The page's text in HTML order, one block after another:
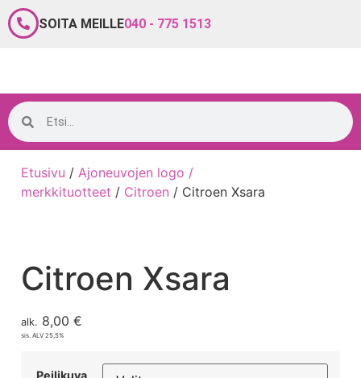
SOITA MEILLE040 - 775 1513
Etusivu / Ajoneuvojen logo /
merkkituotteet / Citroen / Citroen Xsara
Citroen Xsara
alk. 8,00 €
sis. ALV 25,5%